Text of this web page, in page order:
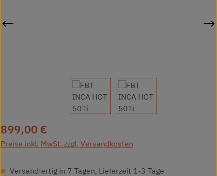
Regulärer Preis:
899,00 €
Preise inkl. MwSt. zzgl. Versandkosten
Versandfertig in 7 Tagen, Lieferzeit 1-3 Tage